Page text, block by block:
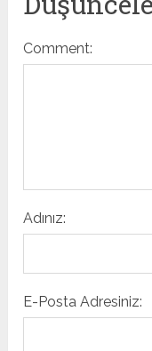
Comment:
Adınız:
E-Posta Adresiniz: